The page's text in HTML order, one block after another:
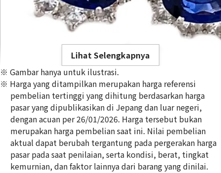
Platinum (Pt900) earrings
Referensi Harga Buyback
ASK
Lihat Selengkapnya
※ Gambar hanya untuk ilustrasi.
※ Harga yang ditampilkan merupakan harga referensi
pembelian tertinggi yang dihitung berdasarkan harga
pasar yang dipublikasikan di Jepang dan luar negeri,
dengan acuan per 26/01/2026. Harga tersebut bukan
merupakan harga pembelian saat ini. Nilai pembelian
aktual dapat berubah tergantung pada pergerakan harga
pasar pada saat penilaian, serta kondisi, berat, tingkat
kemurnian, dan faktor lainnya dari barang yang dinilai.